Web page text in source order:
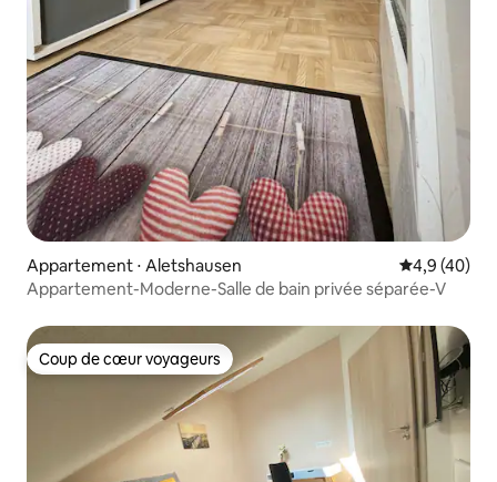
Appartement ⋅ Aletshausen Évaluation
4,9 (40)
Appartement-Moderne-Salle de bain privée séparée-V
Coup de cœur voyageurs
Coup de cœur voyageurs